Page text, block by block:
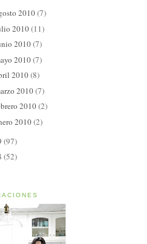
2010(7)
2010(11)
2010(7)
2010(7)
2010(8)
2010(7)
2010(2)
2010(2)
(97)
(52)